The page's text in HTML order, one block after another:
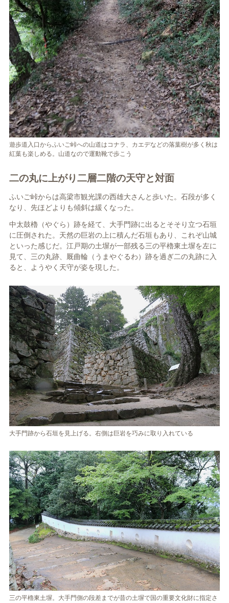
遊歩道入口からふいご峠への山道はコナラ、カエデなどの落葉樹が多く秋は
紅葉も楽しめる。山道なので運動靴で歩こう
二の丸に上がり二層二階の天守と対面
ふいご峠からは高梁市観光課の西雄大さんと歩いた。石段が多く
なり、先ほどよりも傾斜は緩くなった。
中太鼓櫓（やぐら）跡を経て、大手門跡に出るとそそり立つ石垣
に圧倒された。天然の巨岩の上に積んだ石垣もあり、これぞ山城
といった感じだ。江戸期の土塀が一部残る三の平櫓東土塀を左に
見て、三の丸跡、厩曲輪（うまやぐるわ）跡を過ぎ二の丸跡に入
ると、ようやく天守が姿を現した。
大手門跡から石垣を見上げる。右側は巨岩を巧みに取り入れている
三の平櫓東土塀。大手門側の段差までが昔の土塀で国の重要文化財に指定さ